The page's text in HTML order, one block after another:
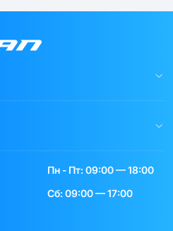
Пн - Пт: 09:00 — 18:00
Сб: 09:00 — 17:00